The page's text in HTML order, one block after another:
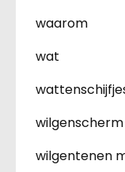
waarom
wat
wilgenscherm
wilgentenen